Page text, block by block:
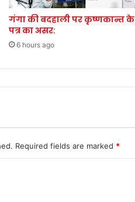
गंगा की बदहाली पर कृष्णकान्त के
पत्र का असर:
6 hours ago
Required fields are marked *